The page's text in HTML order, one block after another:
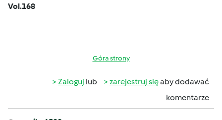
Vol.168
Góra strony
Zaloguj lub zarejestruj sięaby dodawać
komentarze